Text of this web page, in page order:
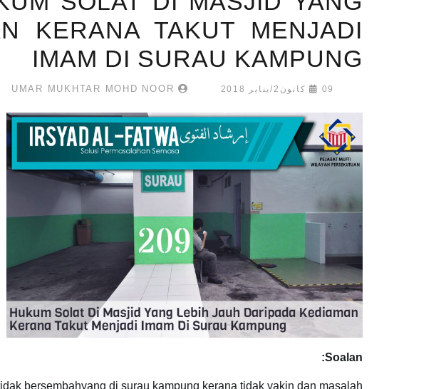
KERANA TAKUT MENJADI
IMAM DI SURAU KAMPUNG
09 كانون2/يناير 2018
Soalan:
bersembahyang di surau kampung kerana tidak yakin dan masalah